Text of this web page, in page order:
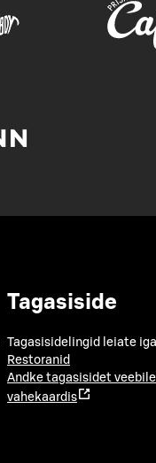
Tagasiside
Tagasisidelingid leiate
Restoranid
Andke tagasisidet
vahekaardis